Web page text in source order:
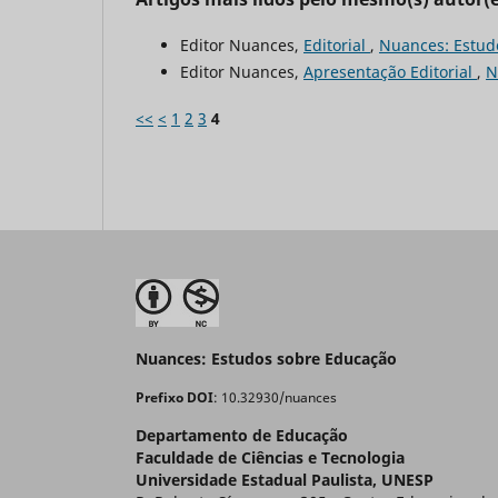
Editor Nuances, Editorial , Nuances:
Editor Nuances, Apresentação Editorial ,
<< < 1 2 3 4
Nuances: Estudos sobre
Prefixo DOI: 10.32930/nuances
Departamento de Educação
Faculdade de Ciências e Tecnologia
Universidade Estadual Paulista, UNESP